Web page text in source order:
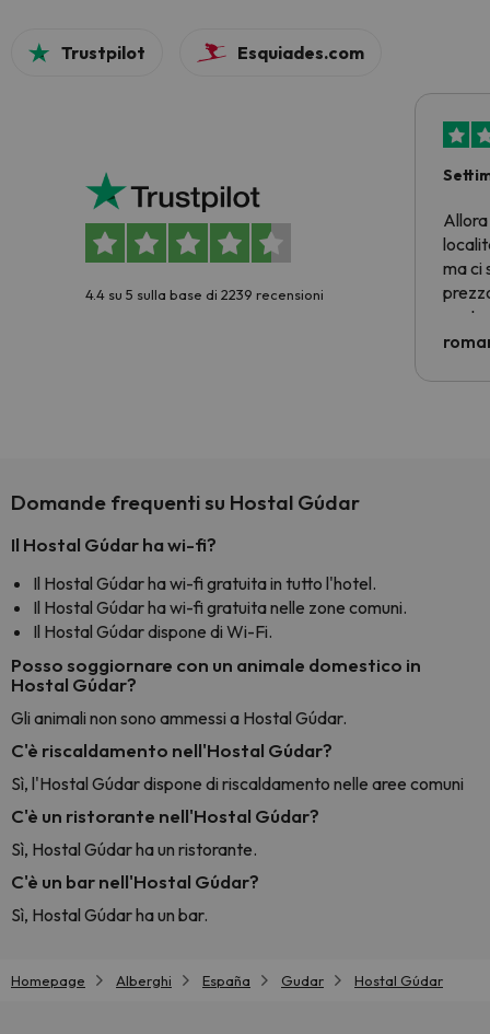
Trustpilot Esquiades.com
4.4 su 5 sulla base di 2239 recensioni
Allora
ma ci
Domande frequenti su Hostal Gúdar
Il Hostal Gúdar ha wi-fi?
Il Hostal Gúdar ha wi-fi gratuita in tutto l'hotel.
Il Hostal Gúdar ha wi-fi gratuita nelle zone comuni.
Il Hostal Gúdar dispone di Wi-Fi.
Posso soggiornare con un animale domestico in
Hostal Gúdar?
Gli animali non sono ammessi a Hostal Gúdar.
C'è riscaldamento nell'Hostal Gúdar?
Sì, l'Hostal Gúdar dispone di riscaldamento nelle aree comuni
C'è un ristorante nell'Hostal Gúdar?
Sì, Hostal Gúdar ha un ristorante.
C'è un bar nell'Hostal Gúdar?
Sì, Hostal Gúdar ha un bar.
Homepage Alberghi España Gudar Hostal Gúdar